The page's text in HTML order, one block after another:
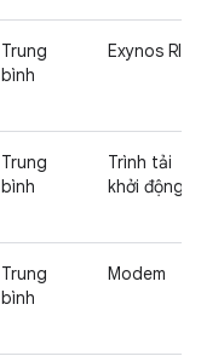
Trung
bình
Exynos RIL
Trung
bình
Trình tải
khởi động
Trung
bình
Modem